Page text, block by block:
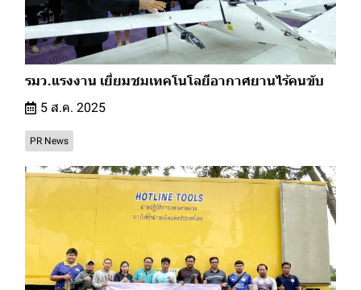
รมว.แรงงาน เยี่ยมชมเทคโนโลยีอากาศยานไร้คนขับ
5 ส.ค. 2025
PR News